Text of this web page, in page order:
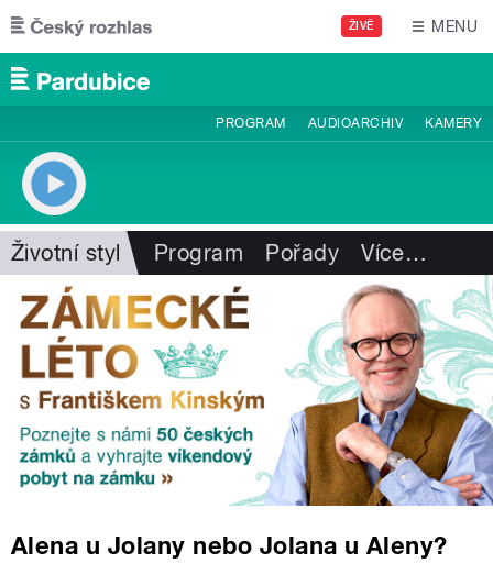
Přejít k hlavnímu obsahu
ŽIVĚ MENU
PROGRAM AUDIOARCHIV KAMERY
Životní styl Program Pořady Více…
Alena u Jolany nebo Jolana u Aleny?